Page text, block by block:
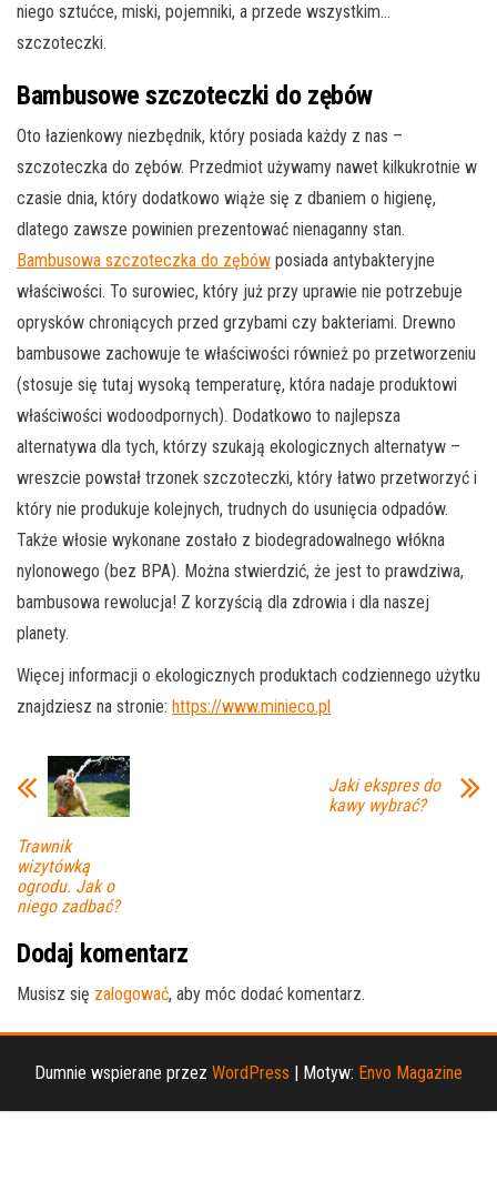
niego sztućce, miski, pojemniki, a przede wszystkim…
szczoteczki.
Bambusowe szczoteczki do zębów
Oto łazienkowy niezbędnik, który posiada każdy z nas –
szczoteczka do zębów. Przedmiot używamy nawet kilkukrotnie w
czasie dnia, który dodatkowo wiąże się z dbaniem o higienę,
dlatego zawsze powinien prezentować nienaganny stan.
Bambusowa szczoteczka do zębów posiada antybakteryjne
właściwości. To surowiec, który już przy uprawie nie potrzebuje
oprysków chroniących przed grzybami czy bakteriami. Drewno
bambusowe zachowuje te właściwości również po przetworzeniu
(stosuje się tutaj wysoką temperaturę, która nadaje produktowi
właściwości wodoodpornych). Dodatkowo to najlepsza
alternatywa dla tych, którzy szukają ekologicznych alternatyw –
wreszcie powstał trzonek szczoteczki, który łatwo przetworzyć i
który nie produkuje kolejnych, trudnych do usunięcia odpadów.
Także włosie wykonane zostało z biodegradowalnego włókna
nylonowego (bez BPA). Można stwierdzić, że jest to prawdziwa,
bambusowa rewolucja! Z korzyścią dla zdrowia i dla naszej
planety.
Więcej informacji o ekologicznych produktach codziennego użytku
znajdziesz na stronie: https://www.minieco.pl
Trawnik
wizytówką
ogrodu. Jak o
niego zadbać?
Jaki ekspres do
kawy wybrać?
Dodaj komentarz
Musisz się zalogować, aby móc dodać komentarz.
Dumnie wspierane przez WordPress | Motyw: Envo Magazine